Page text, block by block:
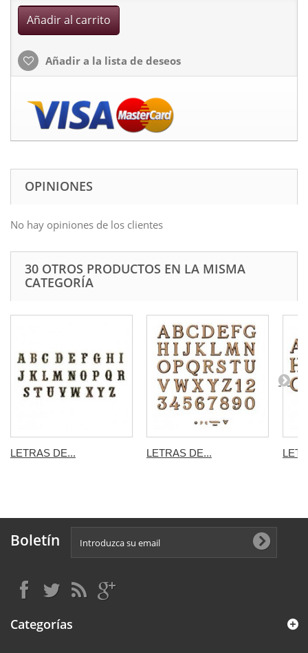
Añadir al carrito
Añadir a la lista de deseos
OPINIONES
No hay opiniones de los clientes
30 OTROS PRODUCTOS EN LA MISMA
CATEGORÍA
LETRAS DE... LETRAS DE...
Boletín
Categorías